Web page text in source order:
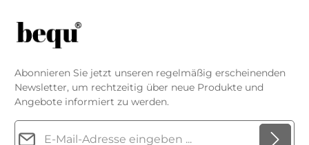
Abonnieren Sie jetzt unseren regelmäßig erscheinenden
Newsletter, um rechtzeitig über neue Produkte und
Angebote informiert zu werden.
E-Mail-Adresse*